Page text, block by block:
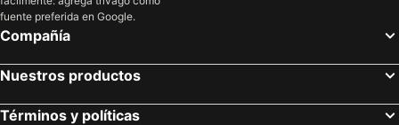
fuente preferida en Google.
Compañía
Nuestros productos
Términos y políticas